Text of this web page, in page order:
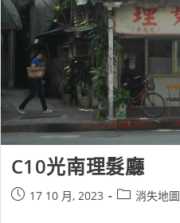
C10光南理髮廳
17 10 月, 2023 消失地圖